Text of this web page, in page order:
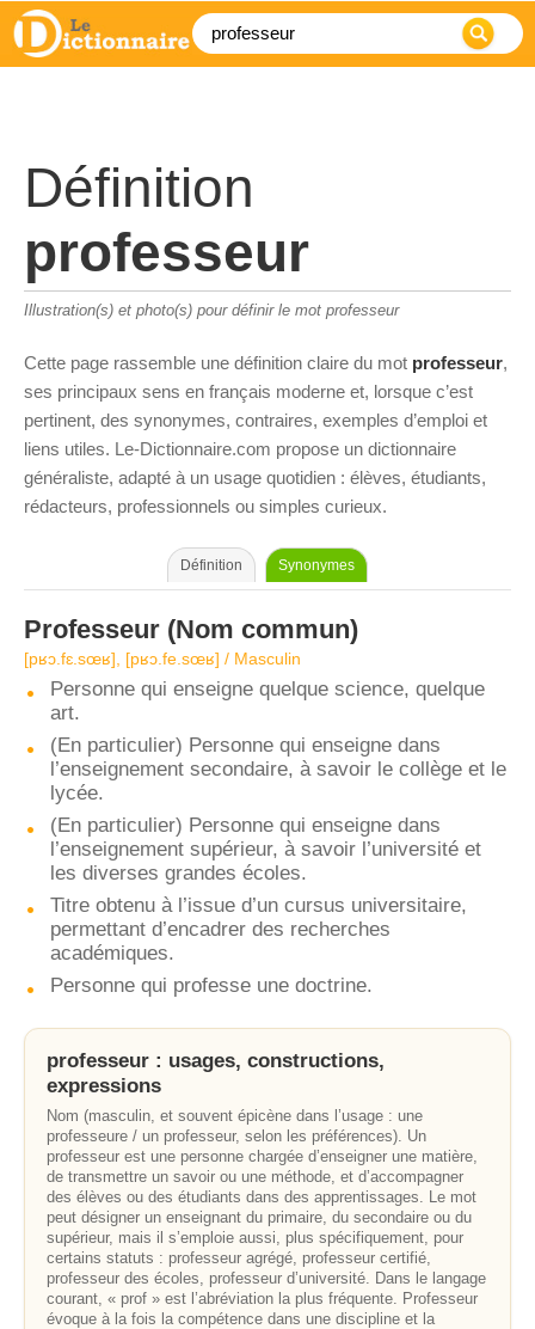
Définition
professeur
Illustration(s) et photo(s) pour définir le mot professeur
Cette page rassemble une définition claire du mot professeur,
ses principaux sens en français moderne et, lorsque c’est
pertinent, des synonymes, contraires, exemples d’emploi et
liens utiles. Le-Dictionnaire.com propose un dictionnaire
généraliste, adapté à un usage quotidien : élèves, étudiants,
rédacteurs, professionnels ou simples curieux.
Définition Synonymes
Professeur (Nom commun)
[pʁɔ.fɛ.sœʁ], [pʁɔ.fe.sœʁ] / Masculin
Personne qui enseigne quelque science, quelque
art.
(En particulier) Personne qui enseigne dans
l’enseignement secondaire, à savoir le collège et le
lycée.
(En particulier) Personne qui enseigne dans
l’enseignement supérieur, à savoir l’université et
les diverses grandes écoles.
Titre obtenu à l’issue d’un cursus universitaire,
permettant d’encadrer des recherches
académiques.
Personne qui professe une doctrine.
professeur : usages, constructions,
expressions
Nom (masculin, et souvent épicène dans l’usage : une
professeure / un professeur, selon les préférences). Un
professeur est une personne chargée d’enseigner une matière,
de transmettre un savoir ou une méthode, et d’accompagner
des élèves ou des étudiants dans des apprentissages. Le mot
peut désigner un enseignant du primaire, du secondaire ou du
supérieur, mais il s’emploie aussi, plus spécifiquement, pour
certains statuts : professeur agrégé, professeur certifié,
professeur des écoles, professeur d’université. Dans le langage
courant, « prof » est l’abréviation la plus fréquente. Professeur
évoque à la fois la compétence dans une discipline et la